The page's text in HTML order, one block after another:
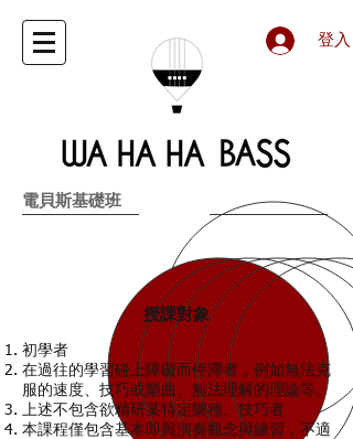
登入
電貝斯基礎班
授課對象
初學者
在過往的學習碰上障礙而停滯者，例如無法克
服的速度、技巧或樂曲、無法理解的理論等。
上述不包含欲精研某特定樂種、技巧者
本課程僅包含基本即興演奏觀念與練習，不適